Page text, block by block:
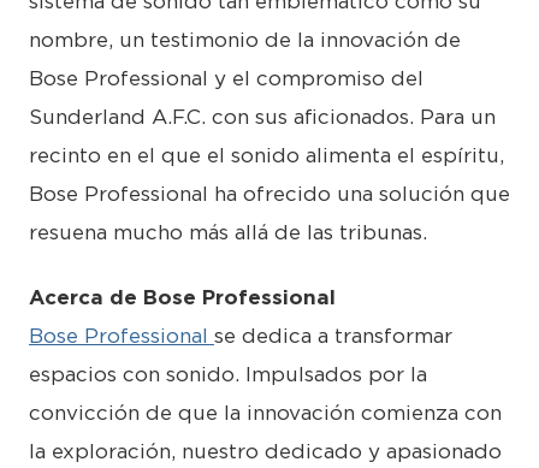
nombre, un testimonio de la innovación de
Bose Professional y el compromiso del
Sunderland A.F.C. con sus aficionados. Para un
recinto en el que el sonido alimenta el espíritu,
Bose Professional ha ofrecido una solución que
resuena mucho más allá de las tribunas.
Acerca de Bose Professional
Bose Professional se dedica a transformar
espacios con sonido. Impulsados por la
convicción de que la innovación comienza con
la exploración, nuestro dedicado y apasionado